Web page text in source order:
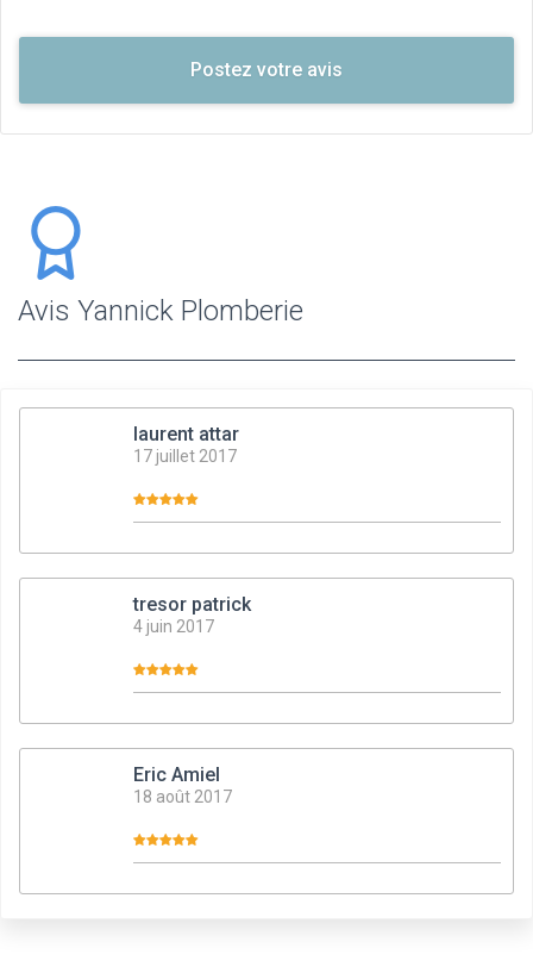
Avis Yannick Plomberie
laurent attar
17 juillet 2017
tresor patrick
4 juin 2017
Eric Amiel
18 août 2017